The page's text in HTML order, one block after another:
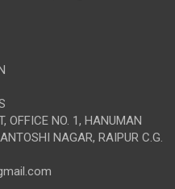
OFFICE NO. 1, HANUMAN
NAGAR, RAIPUR C.G.